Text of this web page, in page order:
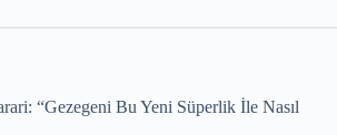
“Gezegeni Bu Yeni Süperlik İle Nasıl